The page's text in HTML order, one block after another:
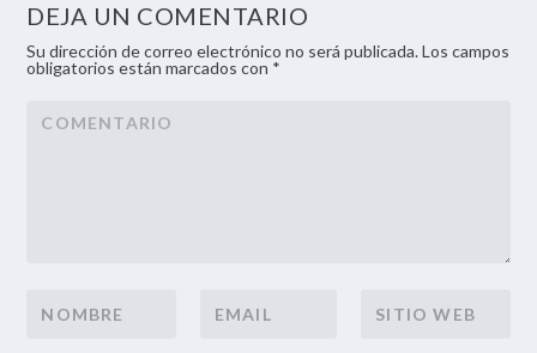
DEJA UN COMENTARIO
Su dirección de correo electrónico no será publicada. Los campos
obligatorios están marcados con *